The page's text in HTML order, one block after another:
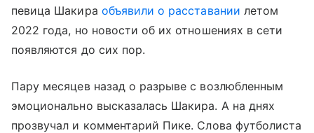
певица Шакира объявили о расставании летом
2022 года, но новости об их отношениях в сети
появляются до сих пор.
Пару месяцев назад о разрыве с возлюбленным
эмоционально высказалась Шакира. А на днях
прозвучал и комментарий Пике. Слова футболиста